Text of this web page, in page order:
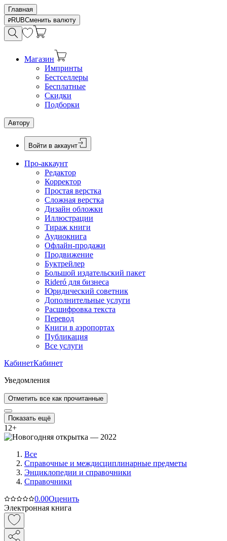
Главная
RUBСменить валюту
Магазин
Импринты
Бестселлеры
Бесплатные
Скидки
Подборки
Автору
Войти в аккаунт
Про-аккаунт
Редактор
Корректор
Простая верстка
Сложная верстка
Дизайн обложки
Иллюстрации
Тираж книги
Аудиокнига
Офлайн-продажи
Продвижение
Буктрейлер
Большой издательский пакет
Rideró для бизнеса
Юридический советник
Дополнительные услуги
Расшифровка текста
Перевод
Книги в аэропортах
Публикация
Все услуги
КабинетКабинет
Уведомления
Отметить все как прочитанные
Показать ещё
12+
Все
Справочные и междисциплинарные предметы
Энциклопедии и справочники
Справочники
0.00Оценить
Электронная книга